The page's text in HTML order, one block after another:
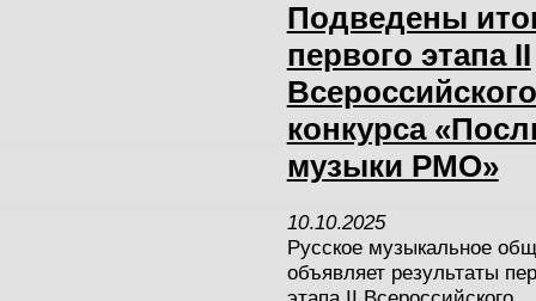
Подведены
первого этапа II
Всероссийского
конкурса
музыки РМО»
10.10.2025
Русское музыкальное
объявляет результаты